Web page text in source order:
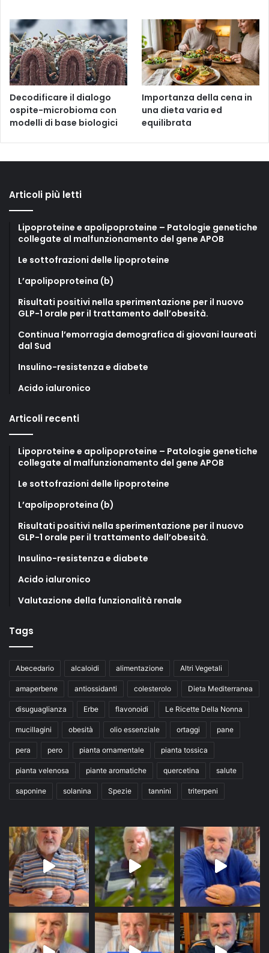
Decodificare il dialogo
ospite-microbioma con
modelli di base biologici
Importanza della cena in
una dieta varia ed
equilibrata
Articoli più letti
Lipoproteine e apolipoproteine – Patologie genetiche
collegate al malfunzionamento del gene APOB
Le sottofrazioni delle lipoproteine
L’apolipoproteina (b)
Risultati positivi nella sperimentazione per il nuovo
GLP-1 orale per il trattamento dell’obesità.
Continua l’emorragia demografica di giovani laureati
dal Sud
Insulino-resistenza e diabete
Acido ialuronico
Articoli recenti
Lipoproteine e apolipoproteine – Patologie genetiche
collegate al malfunzionamento del gene APOB
Le sottofrazioni delle lipoproteine
L’apolipoproteina (b)
Risultati positivi nella sperimentazione per il nuovo
GLP-1 orale per il trattamento dell’obesità.
Insulino-resistenza e diabete
Acido ialuronico
Valutazione della funzionalità renale
Tags
Abecedario alcaloidi alimentazione Altri Vegetali
amaperbene antiossidanti colesterolo Dieta Mediterranea
disuguaglianza Erbe flavonoidi Le Ricette Della Nonna
mucillagini obesità olio essenziale ortaggi pane
pera pero pianta ornamentale pianta tossica
pianta velenosa piante aromatiche quercetina salute
saponine solanina Spezie tannini triterpeni